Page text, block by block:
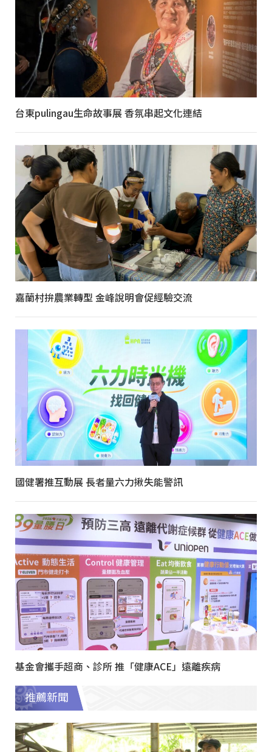
台東pulingau生命故事展 香氛串起文化連結
嘉蘭村拚農業轉型 金峰說明會促經驗交流
國健署推互動展 長者量六力揪失能警訊
基金會攜手超商、診所 推「健康ACE」遠離疾病
推薦新聞